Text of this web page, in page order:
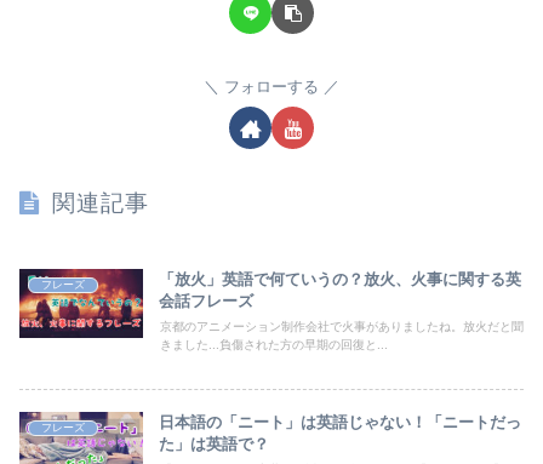
フォローする
関連記事
フレーズ
「放火」英語で何ていうの？放火、火事に関する英
会話フレーズ
京都のアニメーション制作会社で火事がありましたね。放火だと聞
きました...負傷された方の早期の回復と...
フレーズ
日本語の「ニート」は英語じゃない！「ニートだっ
た」は英語で？